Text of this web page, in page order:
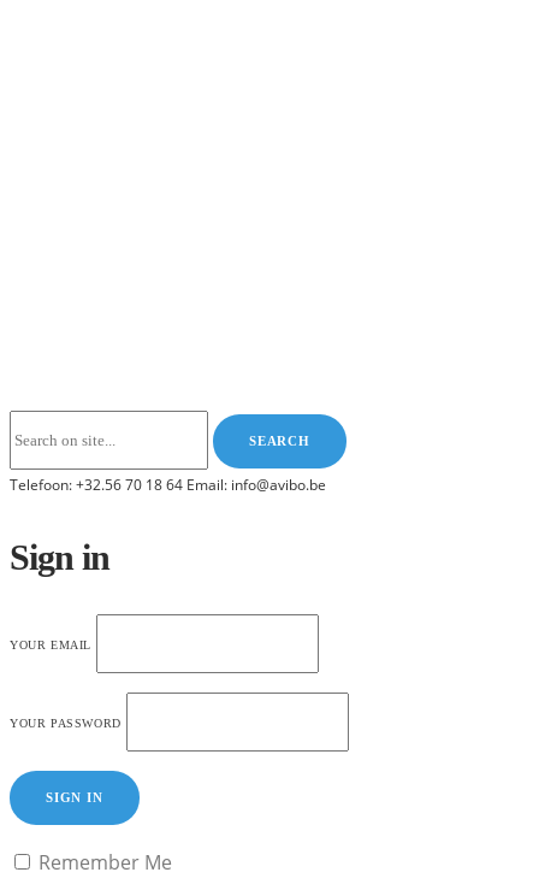
Telefoon: +32.56 70 18 64 Email: info@avibo.be
Sign in
YOUR EMAIL
YOUR PASSWORD
SIGN IN
Remember Me